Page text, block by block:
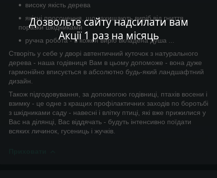
Дозвольте сайту надсилати вам
Акції 1 раз на місяць
високу якість дерева
якісні просочення, що захищають виріб від гниття,
поразки шкідниками
ручна робота - в кожен виріб вкладена душа ...
Створіть у себе у дворі автентичний куточок з натурального
дерева - наша годівниця Вам в цьому допоможе - вона дуже
гармонійно вписується в абсолютно будь-який ландшафтний
дизайн.
Також підгодовування, за допомогою годівниці, птахів восени і
взимку - це одне з кращих профілактичних заходів по боротьбі
з шкідниками саду - навесні і влітку птиці, які вже прижилися у
Вас на ділянці, Вас віддячать - будуть інтенсивно поїдати
всяких личинок, гусениць і жучків.